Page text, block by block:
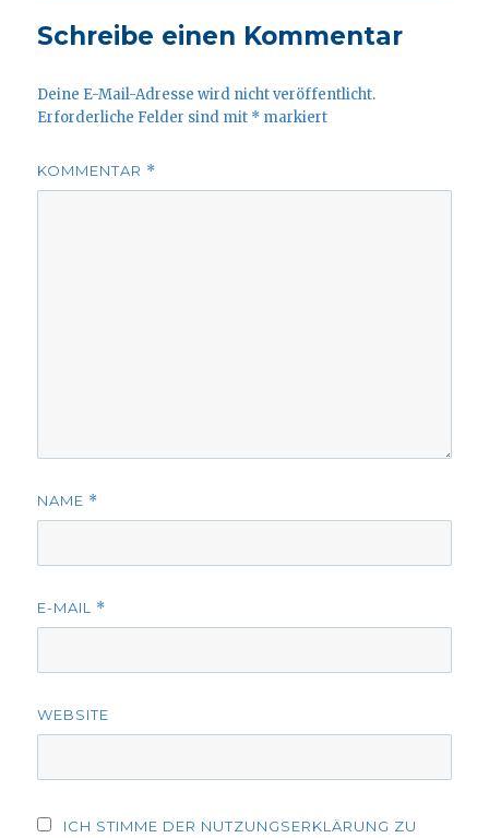
Schreibe einen Kommentar
Deine E-Mail-Adresse wird nicht veröffentlicht.
Erforderliche Felder sind mit * markiert
KOMMENTAR *
NAME *
E-MAIL *
WEBSITE
ICH STIMME DER NUTZUNGSERKLÄRUNG ZU